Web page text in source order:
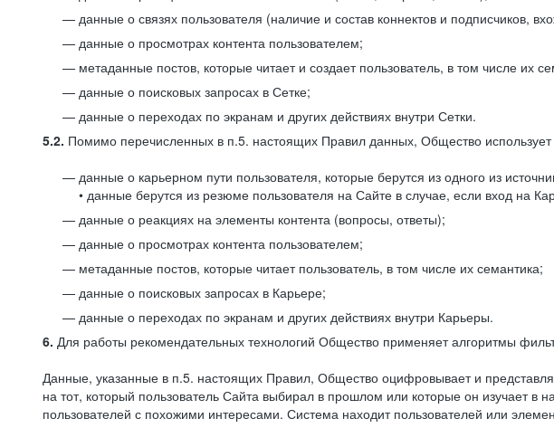
данные о связях пользователя (наличие и состав коннектов и подписчиков,
данные о просмотрах контента пользователем;
метаданные постов, которые читает и создает пользователь, в том числе их
данные о поисковых запросах в Сетке;
данные о переходах по экранам и других действиях внутри Сетки.
5.2. Помимо перечисленных в п.5. настоящих Правил данных, Общество
данные о карьерном пути пользователя, которые берутся из одного из
• данные берутся из резюме пользователя на Сайте в случае, если вход на
данные о реакциях на элементы контента (вопросы, ответы);
данные о просмотрах контента пользователем;
метаданные постов, которые читает пользователь, в том числе их семантика;
данные о поисковых запросах в Карьере;
данные о переходах по экранам и других действиях внутри Карьеры.
6. Для работы рекомендательных технологий Общество применяет алгоритмы
Данные, указанные в п.5. настоящих Правил, Общество оцифровывает и
на тот, который пользователь Сайта выбирал в прошлом или которые он изучает
пользователей с похожими интересами. Система находит пользователей или